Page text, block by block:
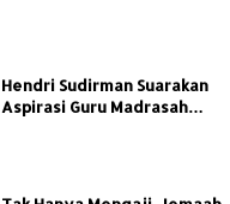
Hendri Sudirman Suarakan
Aspirasi Guru Madrasah